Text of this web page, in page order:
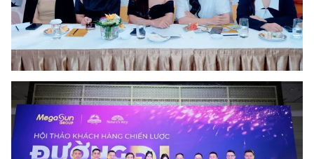
Liên hệ quảng cáo:024-7300.7108